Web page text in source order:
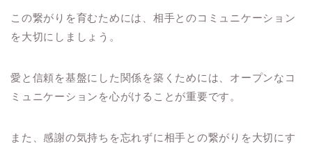
この繋がりを育むためには、相手とのコミュニケーション
を大切にしましょう。
愛と信頼を基盤にした関係を築くためには、オープンなコ
ミュニケーションを心がけることが重要です。
また、感謝の気持ちを忘れずに相手との繋がりを大切にす